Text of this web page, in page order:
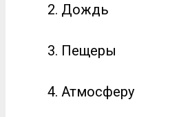
Дождь
Пещеры
Атмосферу